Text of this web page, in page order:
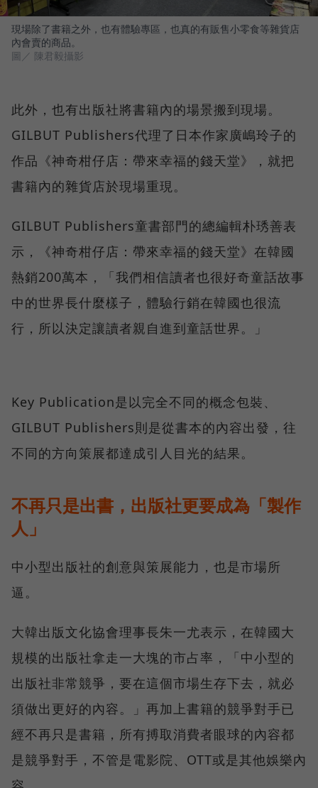
現場除了書籍之外，也有體驗專區，也真的有販售小零食等雜貨店
內會賣的商品。
圖／ 陳君毅攝影
此外，也有出版社將書籍內的場景搬到現場。
GILBUT Publishers代理了日本作家廣嶋玲子的
作品《神奇柑仔店：帶來幸福的錢天堂》，就把
書籍內的雜貨店於現場重現。
GILBUT Publishers童書部門的總編輯朴琇善表
示，《神奇柑仔店：帶來幸福的錢天堂》在韓國
熱銷200萬本，「我們相信讀者也很好奇童話故事
中的世界長什麼樣子，體驗行銷在韓國也很流
行，所以決定讓讀者親自進到童話世界。」
Key Publication是以完全不同的概念包裝、
GILBUT Publishers則是從書本的內容出發，往
不同的方向策展都達成引人目光的結果。
不再只是出書，出版社更要成為「製作
人」
中小型出版社的創意與策展能力，也是市場所
逼。
大韓出版文化協會理事長朱一尤表示，在韓國大
規模的出版社拿走一大塊的市占率，「中小型的
出版社非常競爭，要在這個市場生存下去，就必
須做出更好的內容。」再加上書籍的競爭對手已
經不再只是書籍，所有搏取消費者眼球的內容都
是競爭對手，不管是電影院、OTT或是其他娛樂內